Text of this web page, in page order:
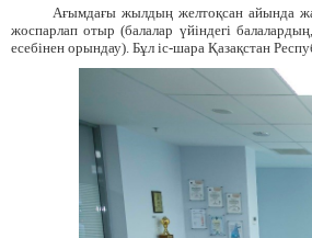
Ағымдағы жылдың желтоқсан айында
жоспарлап отыр (балалар үйіндегі
есебінен орындау). Бұл іс-шара Қазақстан